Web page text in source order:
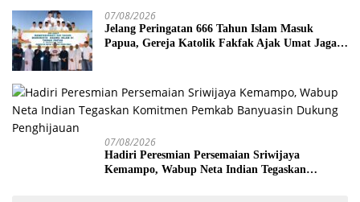
07/08/2026
Jelang Peringatan 666 Tahun Islam Masuk
Papua, Gereja Katolik Fakfak Ajak Umat Jaga
07/08/2026
Hadiri Peresmian Persemaian Sriwijaya
Kemampo, Wabup Neta Indian Tegaskan